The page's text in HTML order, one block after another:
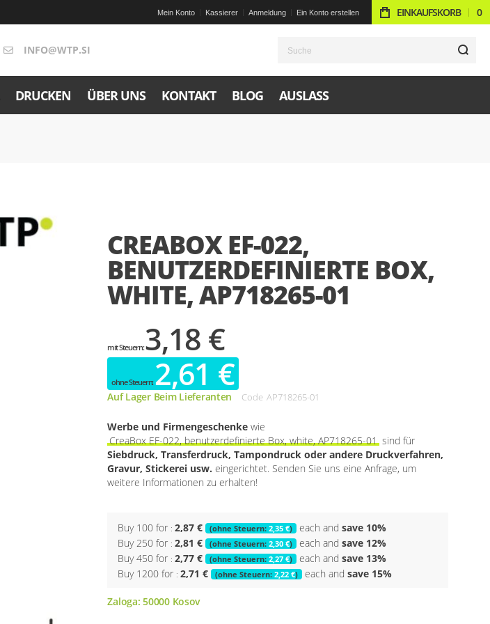
Mein Konto Kassierer Anmeldung Ein Konto erstellen EINKAUFSKORB 0
INFO@WTP.SI
DRUCKEN ÜBER UNS KONTAKT BLOG AUSLASS
CREABOX EF-022,
BENUTZERDEFINIERTE BOX,
WHITE, AP718265-01
3,18 €
2,61 €
Auf Lager Beim Lieferanten Code AP718265-01
Werbe und Firmengeschenke wie
CreaBox EF-022, benutzerdefinierte Box, white, AP718265-01 sind für
Siebdruck, Transferdruck, Tampondruck oder andere Druckverfahren,
Gravur, Stickerei usw. eingerichtet. Senden Sie uns eine Anfrage, um
weitere Informationen zu erhalten!
Buy 100 for 2,87 € 2,35 € each andsave 10%
Buy 250 for 2,81 € 2,30 € each andsave 12%
Buy 450 for 2,77 € 2,27 € each andsave 13%
Buy 1200 for 2,71 € 2,22 € each andsave 15%
Zaloga:50000Kosov